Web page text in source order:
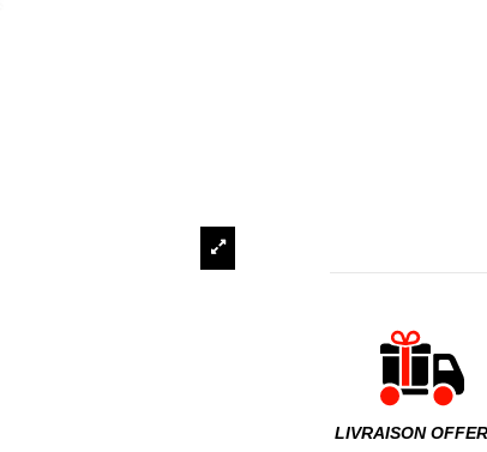
LIVRAISON